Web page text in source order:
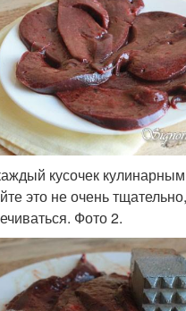
кусочек
это не очень
Фото 2.